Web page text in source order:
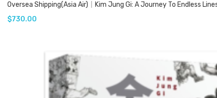
Oversea Shipping(Asia Air)｜Kim Jung Gi: A Journey To Endless
$730.00